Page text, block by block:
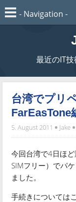
最近のIT
台湾でプリ
FarEasTone
5. August 2011 Jake
今回台湾で4日ほ
SIMフリー）でパ
ました。
手続きについては